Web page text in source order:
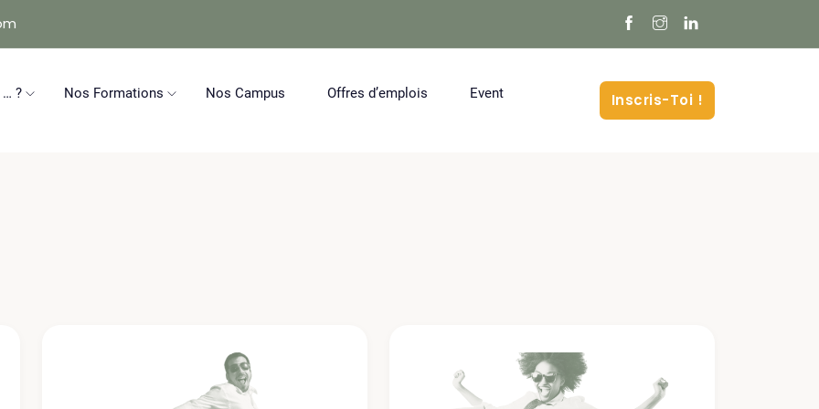
? Nos Formations Nos Campus Offres d’emplois Event Inscris-Toi !